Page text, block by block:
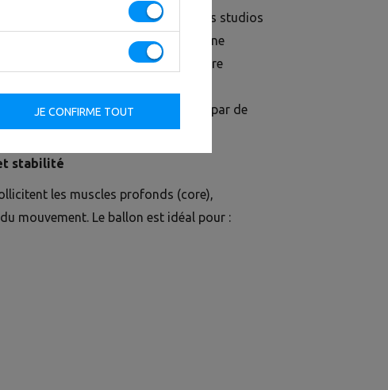
conçu pour les clubs de fitness, les studios
training. Il se distingue par une
1,3 mm), garantissant une meilleure
sans difficulté un usage quotidien par de
stabilité
les muscles profonds (core),
mouvement. Le ballon est idéal pour :
JE CONFIRME TOUT